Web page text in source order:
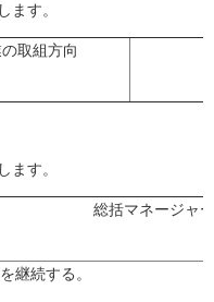
ます。
取組方向
ます。
総括マネージャ
継続する。